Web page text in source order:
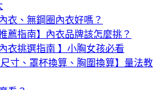
衣、無鋼圈內衣好嗎？
薦指南】內衣品牌該怎麼挑？
內衣挑選指南 】小胸女孩必看
尺寸、罩杯換算、胸圍換算】量法教